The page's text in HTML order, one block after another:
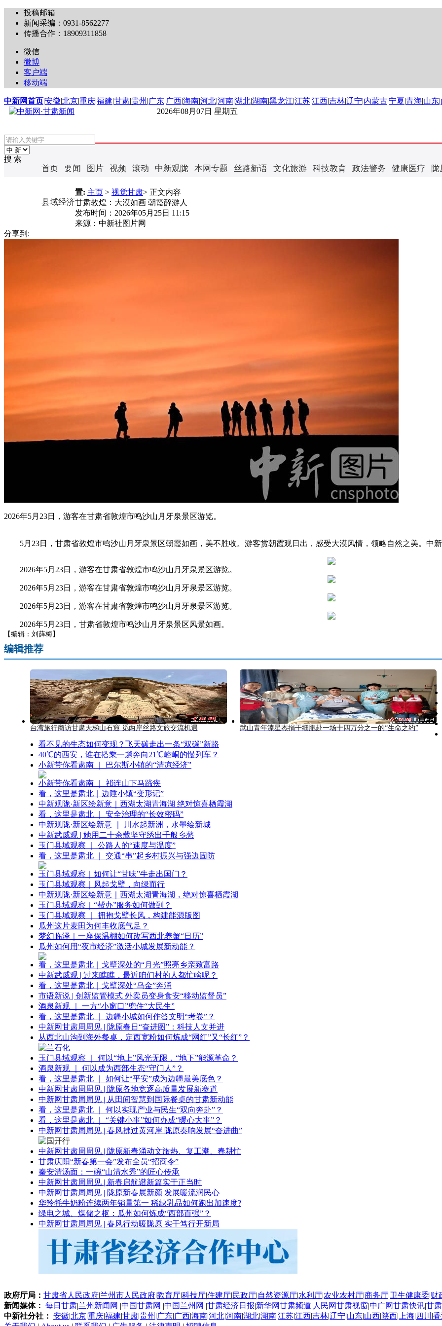
投稿邮箱
新闻采编：0931-8562277
传播合作：18909311858
微信
微博
客户端
移动端
中新网首页|安徽|北京|重庆|福建|甘肃|贵州 |广东|广西|海南|河北|河南|湖北|湖南|黑龙江|江苏|江西|吉林|辽宁|内蒙古|宁夏|青海|山东|
2026年08月07日 星期五
搜 索
首页 要闻 图片 视频 滚动 中新观陇 本网专题 丝路新语 文化旅游 科技教育 政法警务 健康医疗 陇
县域经济
置: 主页 > 视觉甘肃> 正文内容
甘肃敦煌：大漠如画 朝霞醉游人
发布时间： 2026年05月25日 11:15
来源： 中新社图片网
分享到:
2026年5月23日，游客在甘肃省敦煌市鸣沙山月牙泉景区游览。
5月23日，甘肃省敦煌市鸣沙山月牙泉景区朝霞如画，美不胜收。游客赏朝霞观日出，感受大漠风情，领略自然之美。中
2026年5月23日，游客在甘肃省敦煌市鸣沙山月牙泉景区游览。
2026年5月23日，游客在甘肃省敦煌市鸣沙山月牙泉景区游览。
2026年5月23日，游客在甘肃省敦煌市鸣沙山月牙泉景区游览。
2026年5月23日，甘肃省敦煌市鸣沙山月牙泉景区风景如画。
【编辑：刘薛梅】
编辑推荐
台湾旅行商访甘肃天梯山石窟 觅两岸丝路文旅交流机遇 武山青年漆星杰捐干细胞赴一场十四万分之一的“生命之约”
看不见的生态如何变现？飞天碳走出一条“双碳”新路
40℃的西安，谁在搭乘一趟奔向21℃崆峒的慢列车？
小新带你看肃南 ｜ 巴尔斯小镇的“清凉经济”
小新带你看肃南 ｜ 祁连山下马蹄疾
看，这里是肃北｜边陲小镇“变形记”
中新观陇·新区绘新意｜西湖太湖青海湖 绝对惊喜栖霞湖
看，这里是肃北 ｜ 安全治理的“长效密码”
中新观陇·新区绘新意 ｜ 川水起新洲，水墨绘新城
中新武威观 | 她用二十余载坚守绣出千般乡愁
玉门县域观察 ｜ 公路人的“速度与温度”
看，这里是肃北 ｜ 交通“串”起乡村振兴与强边固防
玉门县域观察｜如何让“甘味”牛走出国门？
玉门县域观察｜风起戈壁，向绿而行
中新观陇·新区绘新意｜西湖太湖青海湖，绝对惊喜栖霞湖
玉门县域观察｜“帮办”服务如何做到？
玉门县域观察 ｜ 拥抱戈壁长风，构建能源版图
瓜州这片麦田为何丰收底气足？
梦幻临泽｜一座保温棚如何改写西北养蟹“日历”
瓜州如何用“夜市经济”激活小城发展新动能？
看，这里是肃北｜戈壁深处的“月光”照亮乡亲致富路
中新武威观 | 过来瞧瞧，最近咱们村的人都忙啥呢？
看，这里是肃北｜戈壁深处“乌金”奔涌
市语新说 | 创新监管模式 外卖员变身食安“移动监督员”
酒泉新观 ｜ 一方“小窗口”兜住“大民生”
看，这里是肃北 ｜ 边疆小城如何作答文明“考卷”？
中新网甘肃周周见 | 陇原春日“奋进图”：科技人文并进
从西北山沟到海外餐桌，定西宽粉如何炼成“网红”又“长红”？
玉门县域观察 ｜ 何以“地上”风光无限，“地下”能源革命？
酒泉新观 ｜ 何以成为西部生态“守门人”？
看，这里是肃北 ｜ 如何让“平安”成为边疆最美底色？
中新网甘肃周周见 | 陇原各地竞逐高质量发展新赛道
中新网甘肃周周见 | 从田间智慧到国际餐桌的甘肃新动能
看，这里是肃北 ｜ 何以实现产业与民生“双向奔赴”？
看，这里是肃北 ｜ “关键小事”如何办成“暖心大事”？
中新网甘肃周周见 | 春风拂过黄河岸 陇原奏响发展“奋进曲”
中新网甘肃周周见 | 陇原新春涌动文旅热、复工潮、春耕忙
甘肃庆阳“新春第一会”发布全员“招商令”
秦安清汤面：一碗“山清水秀”的匠心传承
中新网甘肃周周见 | 新春启航谱新篇实干正当时
中新网甘肃周周见 | 陇原新春展新颜 发展暖流润民心
华羚牦牛奶粉连续两年销量第一 稀缺乳品如何跑出加速度?
绿电之城、煤储之枢：瓜州如何炼成“西部百强”？
中新网甘肃周周见 | 春风行动暖陇原 实干笃行开新局
政府厅局： 甘肃省人民政府|兰州市人民政府|教育厅|科技厅|住建厅|民政厅|自然资源厅|水利厅|农业农村厅|商务厅|卫生健康委|财
新闻媒体： 每日甘肃|兰州新闻网 |中国甘肃网 |中国兰州网 |甘肃经济日报|新华网甘肃频道| 人民网甘肃视窗|中广网甘肃快讯|甘
中新社分社： 安徽|北京|重庆|福建|甘肃|贵州 |广东|广西|海南|河北|河南|湖北|湖南|江苏|江西|吉林|辽宁|山东|山西|陕西| 上海| 四川 |